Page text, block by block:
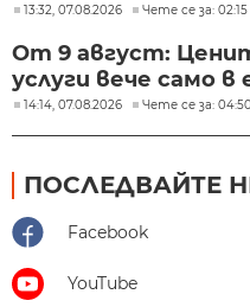
13:32, 07.08.2026 Чете се за:
От 9 август:
услуги вече само в
14:14, 07.08.2026 Чете се за:
ПОСЛЕДВАЙТЕ
Facebook
YouTube